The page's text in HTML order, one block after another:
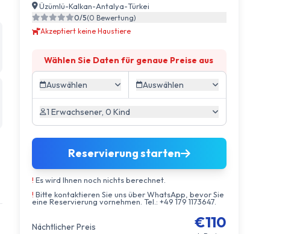
Üzümlü-Kalkan-Antalya-Türkei
0/5(0 Bewertung)
Akzeptiert keine Haustiere
Wählen Sie Daten für genaue Preise aus
Auswählen Auswählen
1 Erwachsener, 0 Kind
Reservierung starten
! Es wird Ihnen noch nichts berechnet.
! Bitte kontaktieren Sie uns über WhatsApp, bevor Sie
eine Reservierung vornehmen. Tel.: +49 179 1173647.
Nächtlicher Preis €110